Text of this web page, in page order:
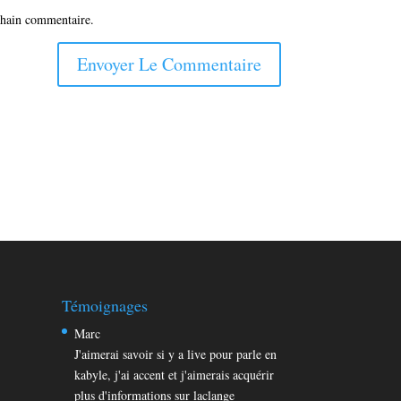
commentaire.
Témoignages
Marc
J'aimerai savoir si y a live pour parle en
kabyle, j'ai accent et j'aimerais acquérir
plus d'informations sur laclange